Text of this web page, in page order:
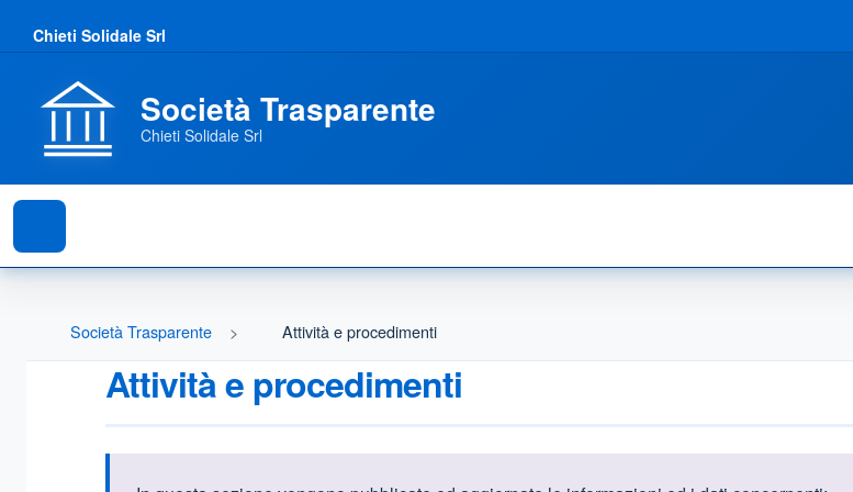
Chieti Solidale Srl
Società Trasparente
Chieti Solidale Srl
Società Trasparente Attività e procedimenti
Attività e procedimenti